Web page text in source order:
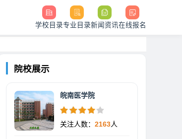
学校目录专业目录新闻资讯在线报名
院校展示
皖南医学院
关注人数： 2163人